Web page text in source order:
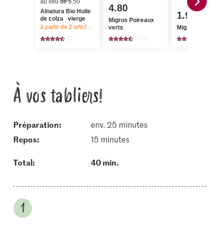
au lieu de 5.50
Alnatura Bio Huile
de colza vierge
à partir de 2 articles, Offre valable du 6.8 au 12.8.2026, jusqu’à
4.80
Migros Poireaux
verts
1.95
Migros
À vos tabliers!
Préparation:
env. 25 minutes
repos:
15 minutes
Total: 40 min.